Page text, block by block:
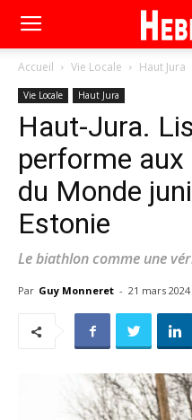
Accueil Vie Locale Haut Jura
Vie Locale Haut Jura
Haut-Jura.
performe
du Monde
Estonie
Le biathlon comme une
Par Guy Monneret - 21 mars 2024